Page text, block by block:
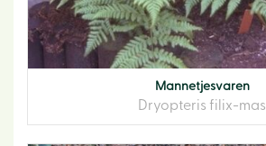
Mannetjesvaren
Dryopteris filix-mas